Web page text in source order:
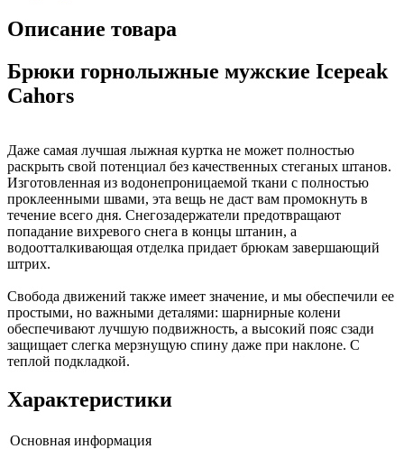
Описание товара
Брюки горнолыжные мужские Icepeak
Cahors
Даже самая лучшая лыжная куртка не может полностью
раскрыть свой потенциал без качественных стеганых штанов.
Изготовленная из водонепроницаемой ткани с полностью
проклеенными швами, эта вещь не даст вам промокнуть в
течение всего дня. Снегозадержатели предотвращают
попадание вихревого снега в концы штанин, а
водоотталкивающая отделка придает брюкам завершающий
штрих.
Свобода движений также имеет значение, и мы обеспечили ее
простыми, но важными деталями: шарнирные колени
обеспечивают лучшую подвижность, а высокий пояс сзади
защищает слегка мерзнущую спину даже при наклоне. С
теплой подкладкой.
Характеристики
Основная информация